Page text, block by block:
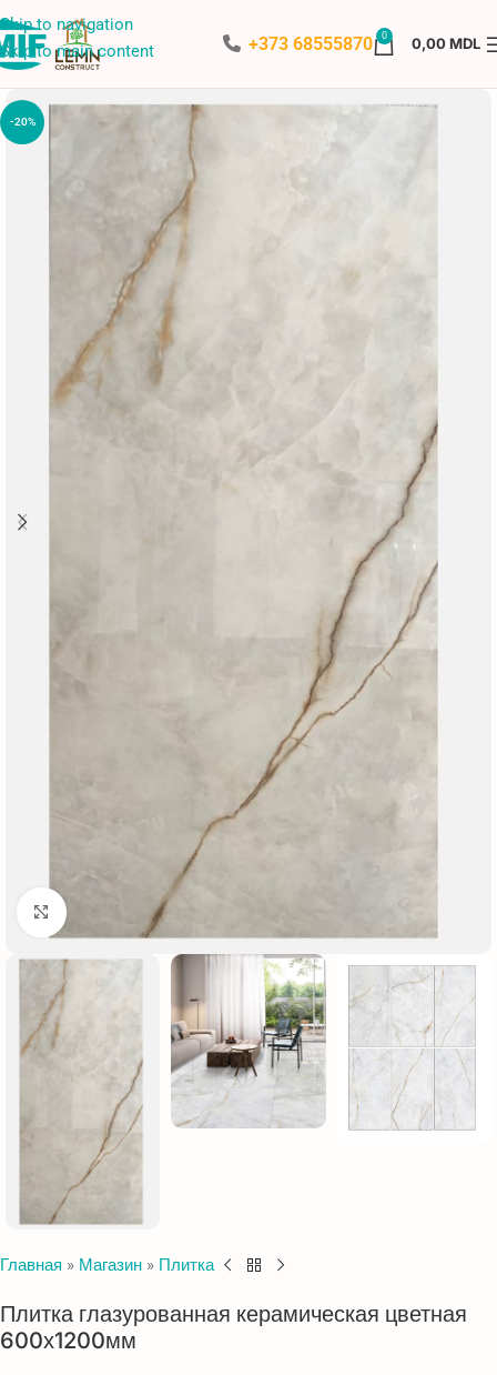
Skip to navigation
Skip to main content
+373 68555870 0 0,00MDL
-20%
Нажмите, чтобы увеличить
Главная » Магазин » Плитка
Плитка глазурованная керамическая цветная
600х1200мм